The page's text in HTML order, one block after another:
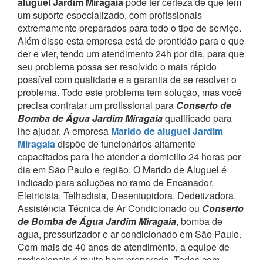
um suporte especializado, com profissionais
extremamente preparados para todo o tipo de serviço.
Além disso esta empresa está de prontidão para o que
der e vier, tendo um atendimento 24h por dia, para que
seu problema possa ser resolvido o mais rápido
possível com qualidade e a garantia de se resolver o
problema. Todo este problema tem solução, mas você
precisa contratar um profissional para Conserto de
Bomba de Água Jardim Miragaiaqualificado para
lhe ajudar. A empresa Marido de aluguel Jardim
Miragaiadispõe de funcionários altamente
capacitados para lhe atender a domicilio 24 horas por
dia em São Paulo e região. O Marido de Aluguel é
indicado para soluções no ramo de Encanador,
Eletricista, Telhadista, Desentupidora, Dedetizadora,
Assistência Técnica de Ar Condicionado ou Conserto
de Bomba de Água Jardim Miragaia, bomba de
agua, pressurizador e ar condicionado em São Paulo.
Com mais de 40 anos de atendimento, a equipe de